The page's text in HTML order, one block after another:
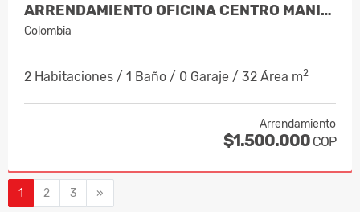
ARRENDAMIENTO OFICINA CENTRO MANIZALES, COD 9820747
Colombia
2 Habitaciones / 1 Baño / 0 Garaje / 32 Área m2
Arrendamiento
$1.500.000 COP
1 2 3 »